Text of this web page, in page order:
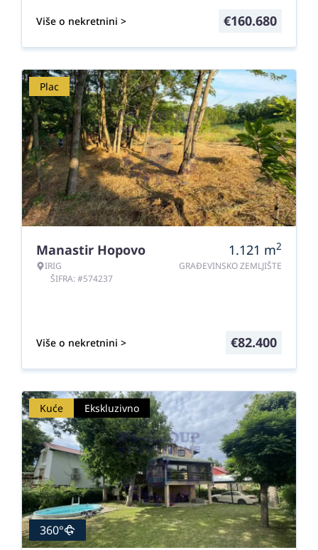
Više o nekretnini > €160.680
Plac
Manastir Hopovo
IRIG
ŠIFRA: #574237
1.121 m2
GRAĐEVINSKO ZEMLJIŠTE
Više o nekretnini > €82.400
Kuće Ekskluzivno
360°